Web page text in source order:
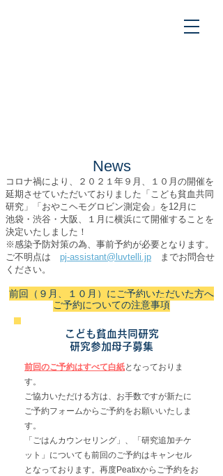
News
コロナ禍により、２０２１年９月、１０月の開催を
延期させていただいておりました「こども貧血共同
研究」「おやこヘモグロビン測定会」を12月に
池袋・渋谷・大阪、１月に横浜にて開催することを
決定いたしました！
​※感染予防対策の為、事前予約が必要となります。
ご不明点は pj-assistant@luvtelli.jp までお問合せ
ください。
前回（９月、１０月）にご予約いただいた方へ
​ご予約についての注意事項
こども貧血共同研究
研究参加母子募集
前回のご予約はすべて白紙となっておりま
す。
ご協力いただける方は、お手数ですが新たに
ご予約フォームからご予約をお願いいたしま
す。
「ごはんカウンセリング」、「研究追加チケ
ット」についても前回のご予約はキャンセル
となっております。再度Peatixからご予約をお